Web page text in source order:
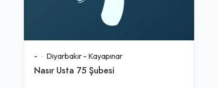
- Diyarbakır - Kayapınar
Nasır Usta 75 Şubesi